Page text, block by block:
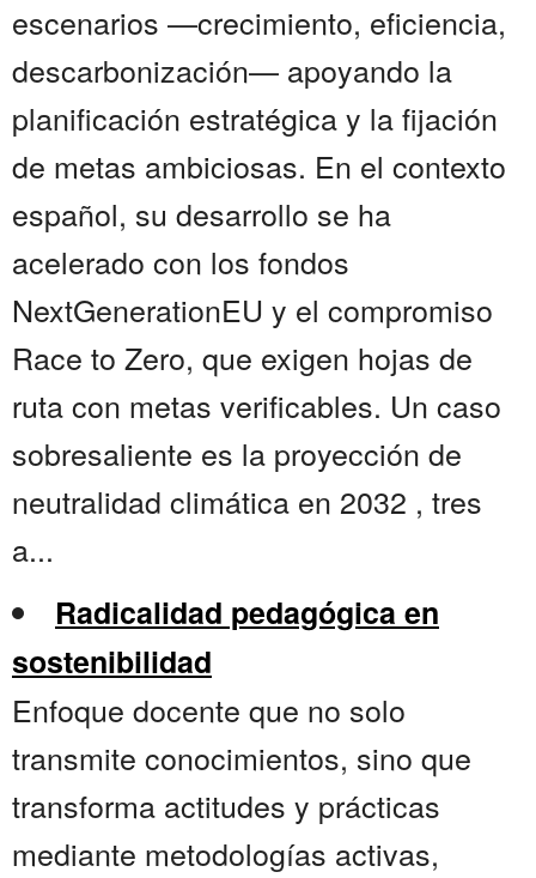
escenarios —crecimiento, eficiencia,
descarbonización— apoyando la
planificación estratégica y la fijación
de metas ambiciosas. En el contexto
español, su desarrollo se ha
acelerado con los fondos
NextGenerationEU y el compromiso
Race to Zero, que exigen hojas de
ruta con metas verificables. Un caso
sobresaliente es la proyección de
neutralidad climática en 2032 , tres
a...
Radicalidad pedagógica en
sostenibilidad
Enfoque docente que no solo
transmite conocimientos, sino que
transforma actitudes y prácticas
mediante metodologías activas,